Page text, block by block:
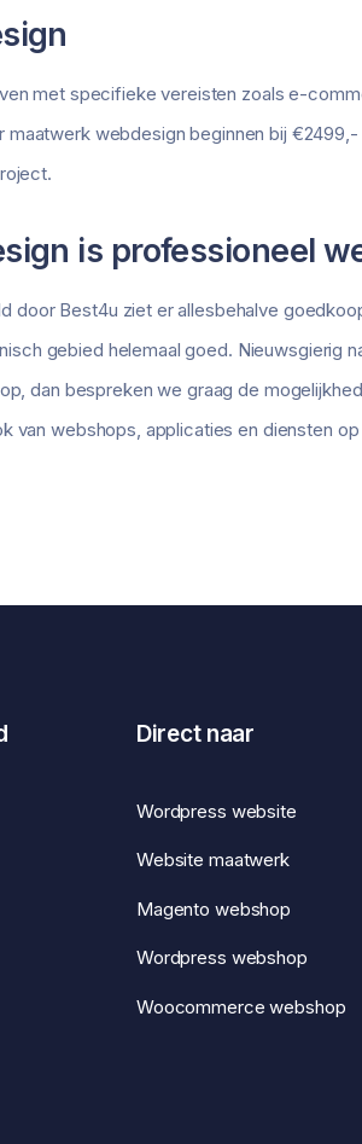
met specifieke vereisten zoals e-
webdesign beginnen bij
is professioneel
door Best4u ziet er allesbehalve
gebied helemaal goed. Nieuwsgierig
dan bespreken we graag de
van webshops, applicaties en diensten
Direct naar
Wordpress website
Website maatwerk
Magento webshop
Wordpress webshop
Woocommerce webshop